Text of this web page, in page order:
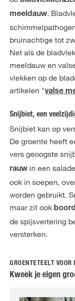
meeldauw.
bruinachtige tot
Net als de
meeldauw en
vlekken op de
artikelen "valse
Snijbiet, een
Snijbiet kan op
De groente heeft
vers geoogste
rauw in een
ook in soepen,
worden gebruikt.
maar zit ook
de spijsvertering
versterken.
GROENTETEELT VOOR
Kweek je eigen